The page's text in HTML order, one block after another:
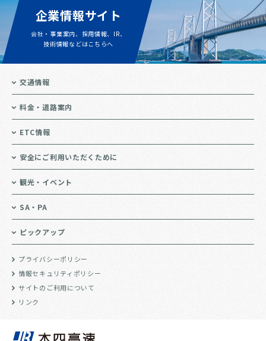
企業情報サイト
会社・事業案内、採用情報、IR、
技術情報などはこちらへ
交通情報
料金・道路案内
ETC情報
安全にご利用いただくために
観光・イベント
SA・PA
ピックアップ
プライバシーポリシー
情報セキュリティポリシー
サイトのご利用について
リンク